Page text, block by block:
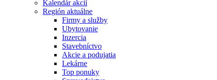
Kalendár akcií
Región aktuálne
Firmy a služby
Ubytovanie
Inzercia
Stavebníctvo
Akcie a podujatia
Lekárne
Top ponuky